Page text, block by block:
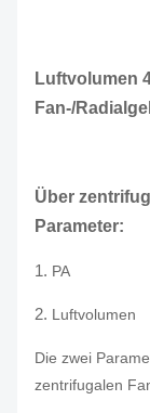
Luftvolumen
Fan-/
Über
Parameter:
1. PA
2. Luftvolumen
Die zwei
zentrifugalen